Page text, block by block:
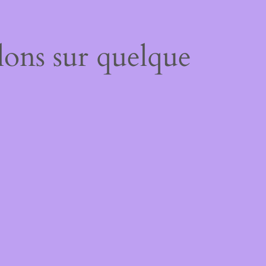
sur quelque